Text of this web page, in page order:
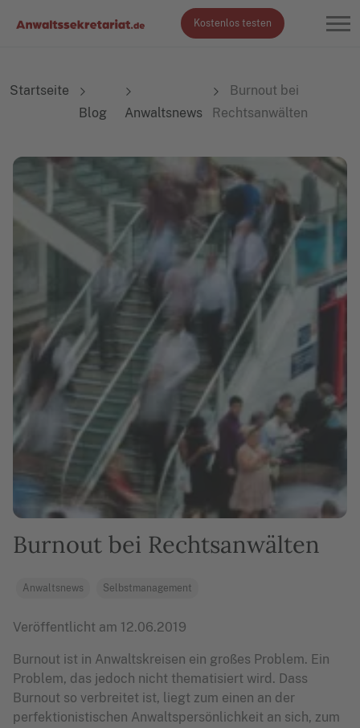
Kostenlos testen
Startseite
Blog
Anwaltsnews
Burnout bei
Rechtsanwälten
Burnout bei Rechtsanwälten
Anwaltsnews Selbstmanagement
Veröffentlicht am 12.06.2019
Burnout ist in Anwaltskreisen ein großes Problem. Ein
Problem, das jedoch nicht thematisiert wird. Dass
Burnout so verbreitet ist, liegt zum einen an der
perfektionistischen Anwaltspersönlichkeit an sich, zum